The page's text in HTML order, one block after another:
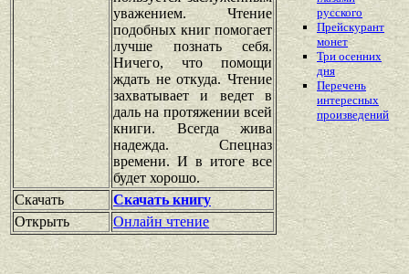
уважением. Чтение
подобных книг помогает
лучше познать себя.
Ничего, что помощи
ждать не откуда. Чтение
захватывает и ведет в
даль на протяжении всей
книги. Всегда жива
надежда. Спецназ
времени. И в итоге все
будет хорошо.
Скачать
Скачать книгу
Открыть
Онлайн чтение
русского
Прейскурант
монет
Три осенних
дня
Перечень
интересных
произведений